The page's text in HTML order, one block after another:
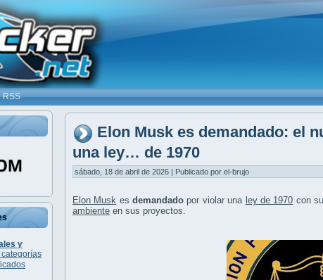
RSS
y
Elon Musk es demandado: el
una ley… de 1970
sábado, 18 de abril de 2026 | Publicado por el-brujo
Elon Musk esdemandado por violar una ley de 1970 con su
ambiente en sus proyectos.